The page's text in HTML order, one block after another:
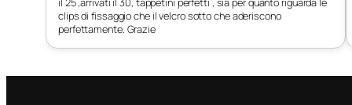
C4 Picasso 7 posti
dal 2013-
C4 X dal 2022-
clips di fissaggio che il velcro sotto che aderiscono
perfettamente. Grazie